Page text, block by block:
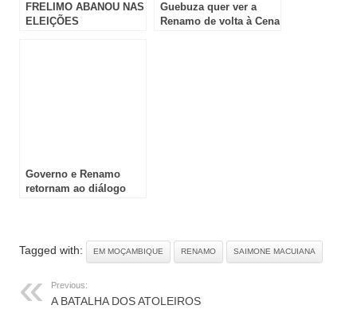
FRELIMO ABANOU NAS
ELEIÇÕES
Guebuza quer ver a
Renamo de volta à Cena
Governo e Renamo
retornam ao diálogo
Tagged with: EM MOÇAMBIQUE RENAMO SAIMONE MACUIANA
Previous:
A BATALHA DOS ATOLEIROS